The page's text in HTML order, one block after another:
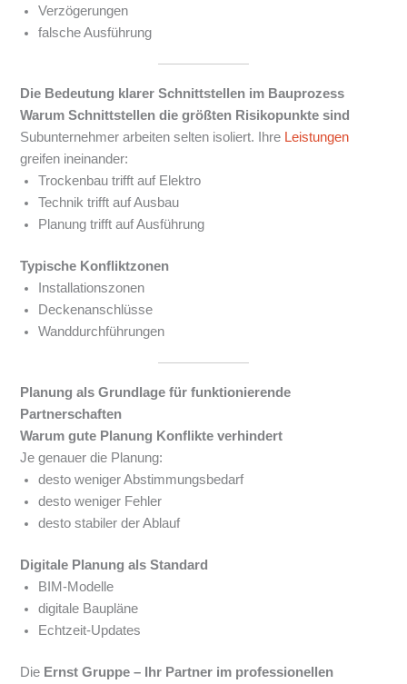
Verzögerungen
falsche Ausführung
Die Bedeutung klarer Schnittstellen im Bauprozess
Warum Schnittstellen die größten Risikopunkte sind
Subunternehmer arbeiten selten isoliert. Ihre Leistungen
greifen ineinander:
Trockenbau trifft auf Elektro
Technik trifft auf Ausbau
Planung trifft auf Ausführung
Typische Konfliktzonen
Installationszonen
Deckenanschlüsse
Wanddurchführungen
Planung als Grundlage für funktionierende
Partnerschaften
Warum gute Planung Konflikte verhindert
Je genauer die Planung:
desto weniger Abstimmungsbedarf
desto weniger Fehler
desto stabiler der Ablauf
Digitale Planung als Standard
BIM-Modelle
digitale Baupläne
Echtzeit-Updates
Die Ernst Gruppe – Ihr Partner im professionellen